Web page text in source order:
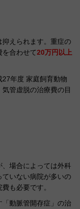
抑えられます。重症の
合わせて20万円以上
年度 家庭飼育動物
気管虚脱の治療費の目
場合によっては外科
いない病院が多いの
も必要です。
動脈管開存症」の治